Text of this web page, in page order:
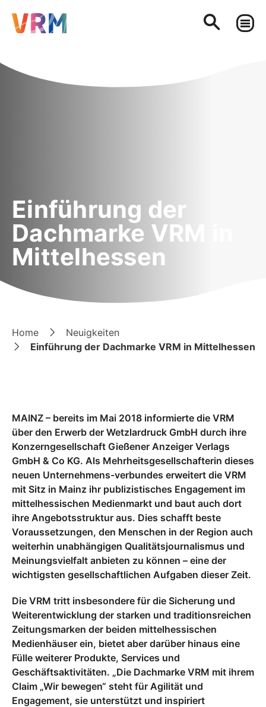
Einführung der
Dachmarke VRM in
Mittelhessen
Home
Neuigkeiten
Einführung der Dachmarke VRM in Mittelhessen
MAINZ – bereits im Mai 2018 informierte die VRM
über den Erwerb der Wetzlardruck GmbH durch ihre
Konzerngesellschaft Gießener Anzeiger Verlags
GmbH & Co KG. Als Mehrheitsgesellschafterin dieses
neuen Unternehmens-verbundes erweitert die VRM
mit Sitz in Mainz ihr publizistisches Engagement im
mittelhessischen Medienmarkt und baut auch dort
ihre Angebotsstruktur aus. Dies schafft beste
Voraussetzungen, den Menschen in der Region auch
weiterhin unabhängigen Qualitätsjournalismus und
Meinungsvielfalt anbieten zu können – eine der
wichtigsten gesellschaftlichen Aufgaben dieser Zeit.
Die VRM tritt insbesondere für die Sicherung und
Weiterentwicklung der starken und traditionsreichen
Zeitungsmarken der beiden mittelhessischen
Medienhäu­ser ein, bietet aber darüber hinaus eine
Fülle weiterer Produkte, Services und
Geschäftsaktivitäten. „Die Dachmarke VRM mit ihrem
Claim „Wir bewegen“ steht für Agilität und
Engagement, sie unterstützt und inspiriert